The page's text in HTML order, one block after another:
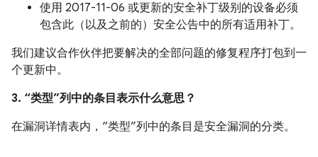
使用 2017-11-06 或更新的安全补丁级别的设备必须
包含此（以及之前的）安全公告中的所有适用补丁。
我们建议合作伙伴把要解决的全部问题的修复程序打包到一
个更新中。
3. “类型”列中的条目表示什么意思？
在漏洞详情表内，“类型”列中的条目是安全漏洞的分类。